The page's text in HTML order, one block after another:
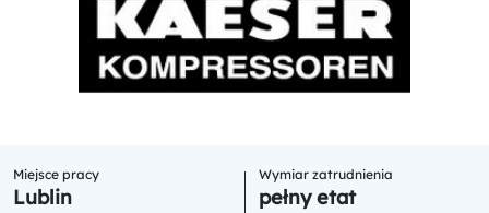
Miejsce pracy
Lublin
Wymiar zatrudnienia
pełny etat